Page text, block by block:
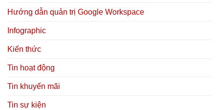
Hướng dẫn quản trị Google Workspace
Infographic
Kiến thức
Tin hoạt động
Tin khuyến mãi
Tin sự kiện